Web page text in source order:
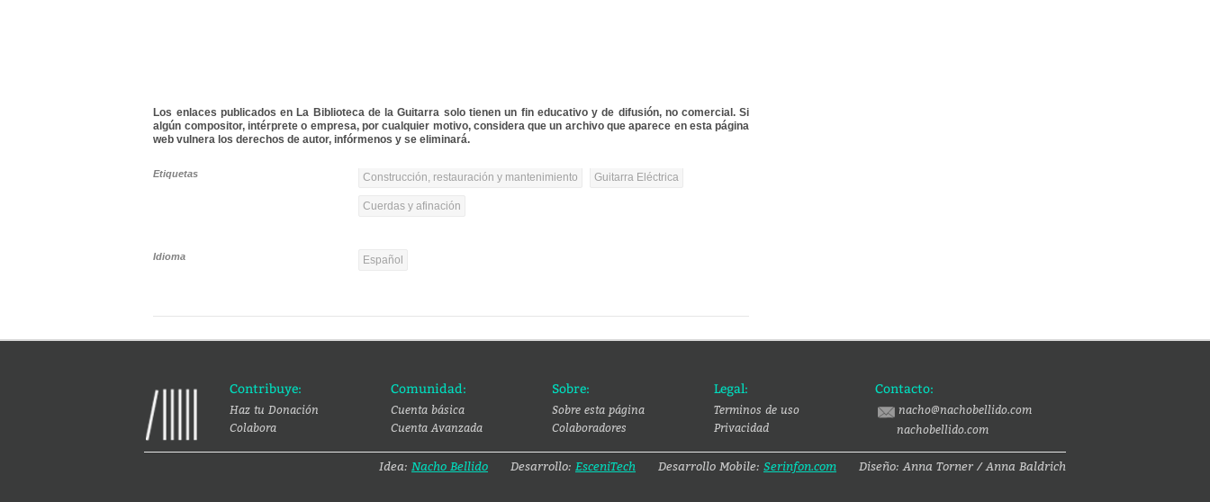
Los enlaces publicados en La Biblioteca de la Guitarra solo tienen un fin educativo y de difusión, no comercial. Si
algún compositor, intérprete o empresa, por cualquier motivo, considera que un archivo que aparece en esta página
web vulnera los derechos de autor, infórmenos y se eliminará.
Etiquetas Construcción, restauración y mantenimiento Guitarra Eléctrica
Cuerdas y afinación
Idioma Español
Contribuye:
Haz tu Donación
Colabora
Comunidad:
Cuenta básica
Cuenta Avanzada
Sobre:
Sobre esta página
Colaboradores
Legal:
Terminos de uso
Privacidad
Contacto:
nacho@nachobellido.com
nachobellido.com
Idea: Nacho Bellido Desarrollo: EsceniTech Desarrollo Mobile: Serinfon.com Diseño: Anna Torner / Anna Baldrich